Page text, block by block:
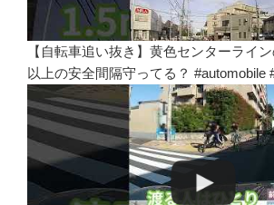
【自転車追い抜き】黄色センターライ
以上の安全間隔守ってる？ #automobile